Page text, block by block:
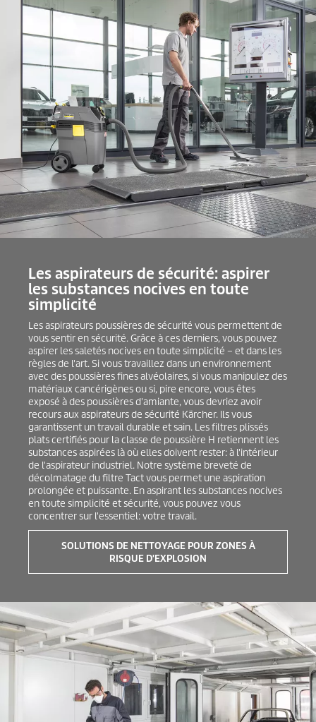
Les aspirateurs de sécurité: aspirer
les substances nocives en toute
simplicité
Les aspirateurs poussières de sécurité vous permettent de
vous sentir en sécurité. Grâce à ces derniers, vous pouvez
aspirer les saletés nocives en toute simplicité – et dans les
règles de l'art. Si vous travaillez dans un environnement
avec des poussières fines alvéolaires, si vous manipulez des
matériaux cancérigènes ou si, pire encore, vous êtes
exposé à des poussières d'amiante, vous devriez avoir
recours aux aspirateurs de sécurité Kärcher. Ils vous
garantissent un travail durable et sain. Les filtres plissés
plats certifiés pour la classe de poussière H retiennent les
substances aspirées là où elles doivent rester: à l'intérieur
de l'aspirateur industriel. Notre système breveté de
décolmatage du filtre Tact vous permet une aspiration
prolongée et puissante. En aspirant les substances nocives
en toute simplicité et sécurité, vous pouvez vous
concentrer sur l'essentiel: votre travail.
SOLUTIONS DE NETTOYAGE POUR ZONES À
RISQUE D'EXPLOSION